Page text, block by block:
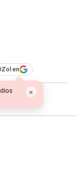
en
×